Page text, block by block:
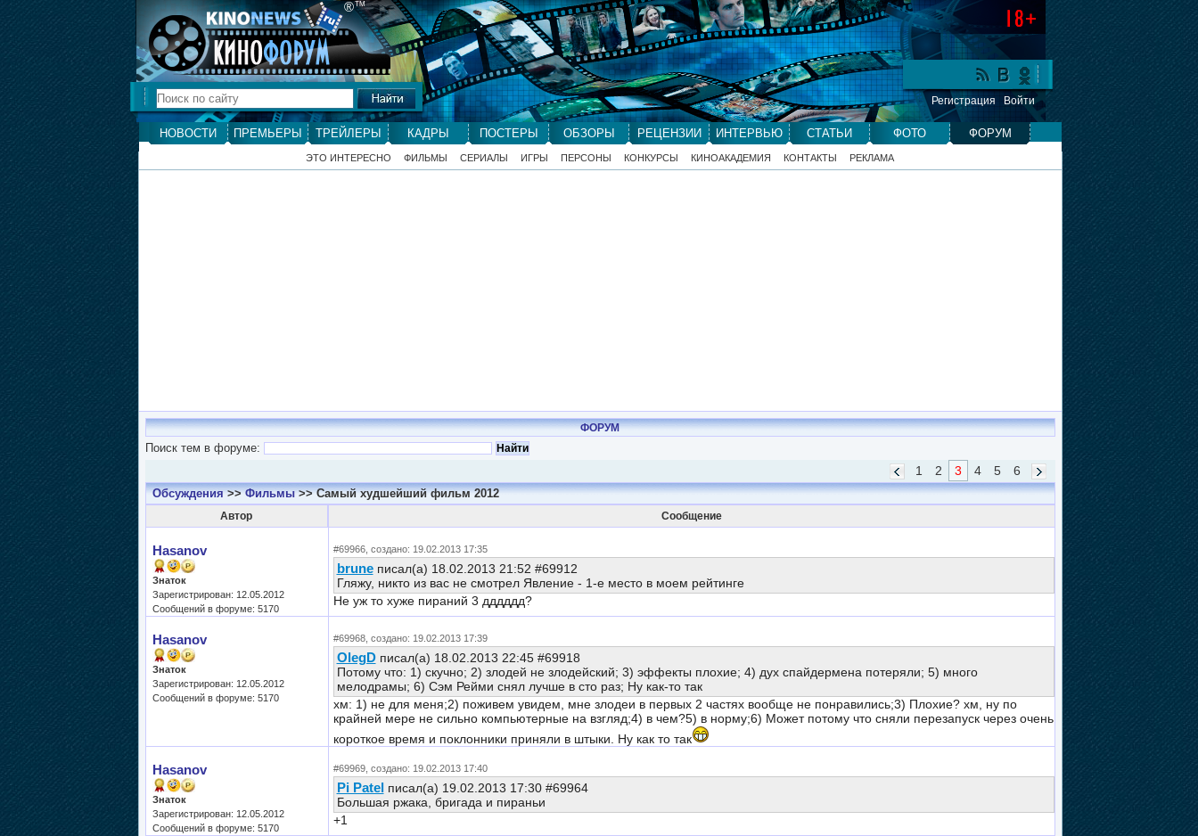
®ТМ
Регистрация Войти
НОВОСТИ ПРЕМЬЕРЫ ТРЕЙЛЕРЫ КАДРЫ ПОСТЕРЫ ОБЗОРЫ РЕЦЕНЗИИ ИНТЕРВЬЮ СТАТЬИ ФОТО ФОРУМ
ЭТО ИНТЕРЕСНО ФИЛЬМЫ СЕРИАЛЫ ИГРЫ ПЕРСОНЫ КОНКУРСЫ КИНОАКАДЕМИЯ КОНТАКТЫ РЕКЛАМА
ФОРУМ
Поиск тем в форуме:
6
5
4
3
2
1
Обсуждения>>Фильмы>> Самый худшейший фильм 2012
Автор Сообщение
Hasanov
Знаток
Зарегистрирован: 12.05.2012
Сообщений в форуме: 5170
#69966, создано: 19.02.2013 17:35
bruneписал(а) 18.02.2013 21:52 #69912
Гляжу, никто из вас не смотрел Явление - 1-е место в моем рейтинге
Не уж то хуже пираний 3 дддддд?
Hasanov
Знаток
Зарегистрирован: 12.05.2012
Сообщений в форуме: 5170
#69968, создано: 19.02.2013 17:39
OlegDписал(а) 18.02.2013 22:45 #69918
Потому что: 1) скучно; 2) злодей не злодейский; 3) эффекты плохие; 4) дух спайдермена потеряли; 5) много
мелодрамы; 6) Сэм Рейми снял лучше в сто раз; Ну как-то так
хм: 1) не для меня;2) поживем увидем, мне злодеи в первых 2 частях вообще не понравились;3) Плохие? хм, ну по
крайней мере не сильно компьютерные на взгляд;4) в чем?5) в норму;6) Может потому что сняли перезапуск через очень
короткое время и поклонники приняли в штыки. Ну как то так
Hasanov
Знаток
Зарегистрирован: 12.05.2012
Сообщений в форуме: 5170
#69969, создано: 19.02.2013 17:40
Pi Patel писал(а) 19.02.2013 17:30 #69964
Большая ржака, бригада и пираньи
+1